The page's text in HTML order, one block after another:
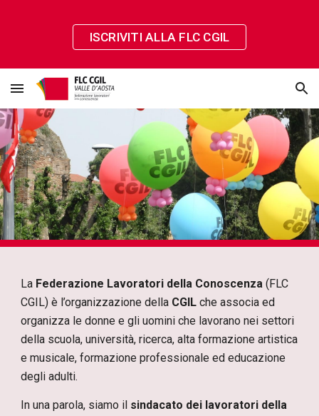
Skip to main content Skip to navigation
ISCRIVITI ALLA FLC CGIL
La Federazione Lavoratori della Conoscenza (FLC
CGIL) è l’organizzazione della CGIL che associa ed
organizza le donne e gli uomini che lavorano nei settori
della scuola, università, ricerca, alta formazione artistica
e musicale, formazione professionale ed educazione
degli adulti.
In una parola, siamo il sindacato dei lavoratori della